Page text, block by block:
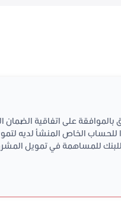
للحساب الخاص المنشأ لديه
للمساهمة في تمويل